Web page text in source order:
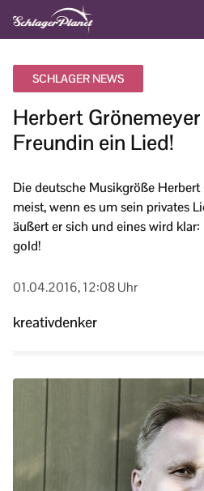
SCHLAGER NEWS
Herbert
Freundin ein Lied!
Die deutsche Musikgröße
meist, wenn es um sein privates
äußert er sich und eines wird
gold!
01.04.2016, 12:08 Uhr
kreativdenker